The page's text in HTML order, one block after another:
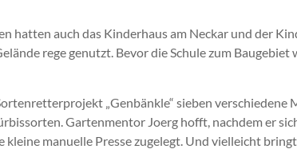
hatten auch das Kinderhaus am Neckar und der
rege genutzt. Bevor die Schule zum Baugebiet
„Genbänkle“ sieben verschiedene
Gartenmentor Joerg hofft, nachdem er
manuelle Presse zugelegt. Und vielleicht